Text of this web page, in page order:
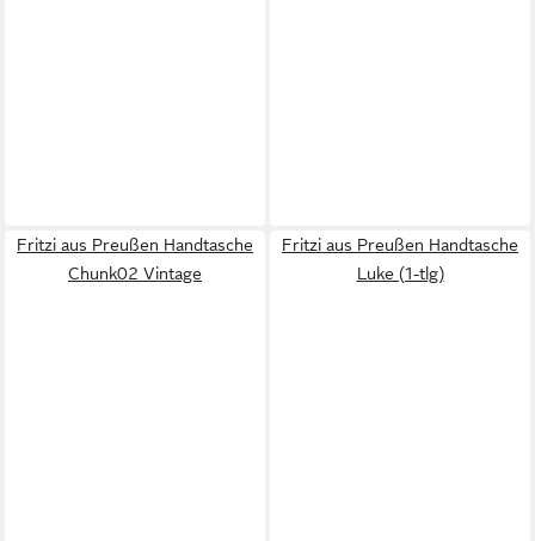
Fritzi aus Preußen Handtasche
Chunk02 Vintage
Fritzi aus Preußen Handtasche
Luke (1-tlg)